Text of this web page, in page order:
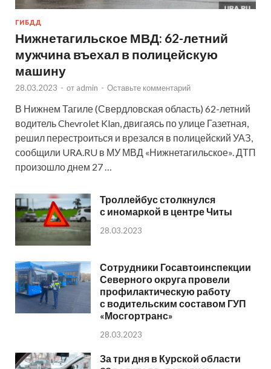
ГИБДД
Нижнетагильское МВД: 62-летний
мужчина въехал в полицейскую
машину
28.03.2023 - от admin - Оставьте комментарий
В Нижнем Тагиле (Свердловская область) 62-летний
водитель Chevrolet Klan, двигаясь по улице Газетная,
решил перестроиться и врезался в полицейский УАЗ,
сообщили URA.RU в МУ МВД «Нижнетагильское». ДТП
произошло днем 27 …
Троллейбус столкнулся
с иномаркой в центре Читы
28.03.2023
Сотрудники Госавтоинспекции
Северного округа провели
профилактическую работу
с водительским составом ГУП
«Мосгортранс»
28.03.2023
За три дня в Курской области